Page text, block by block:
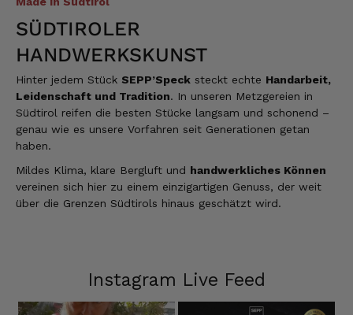
SÜDTIROLER
HANDWERKSKUNST
Hinter jedem Stück SEPP’Speck steckt echte Handarbeit,
Leidenschaft und Tradition. In unseren Metzgereien in
Südtirol reifen die besten Stücke langsam und schonend –
genau wie es unsere Vorfahren seit Generationen getan
haben.
Mildes Klima, klare Bergluft und handwerkliches Können
vereinen sich hier zu einem einzigartigen Genuss, der weit
über die Grenzen Südtirols hinaus geschätzt wird.
Instagram Live Feed
beschädigt. Aber sonst war alles super!!!
Gruß Mathias Gotthold
Alle Bewertungen Lesen